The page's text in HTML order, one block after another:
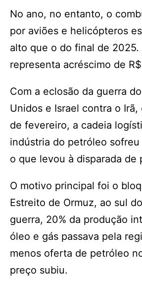
No ano, no entanto, o
por aviões e helicópteros
alto que o do final de 2025.
representa acréscimo de
Com a eclosão da guerra
Unidos e Israel contra o Irã,
de fevereiro, a cadeia
indústria do petróleo
o que levou à disparada de
O motivo principal foi o
Estreito de Ormuz, ao sul
guerra, 20% da produção
óleo e gás passava pela
menos oferta de petróleo
preço subiu.